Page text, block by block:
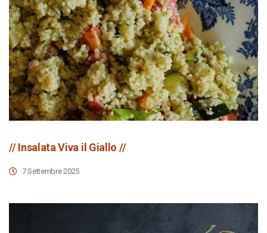
// Insalata Viva il Giallo //
7 Settembre 2025